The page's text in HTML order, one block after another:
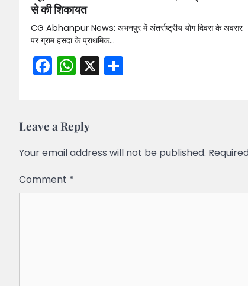
से की शिकायत
CG Abhanpur News: अभनपुर में अंतर्राष्ट्रीय योग दिवस के अवसर
पर ग्राम हसदा के प्राथमिक…
Facebook
WhatsApp
X
Leave a Reply
Your email address will not be published.
Comment *